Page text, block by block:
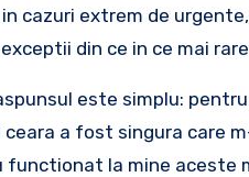
cazuri extrem de
din ce in ce mai
este simplu:
a fost singura care
functionat la mine aceste